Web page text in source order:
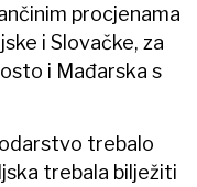
procjenama
i Slovačke, za
i Mađarska s
trebalo
trebala bilježiti